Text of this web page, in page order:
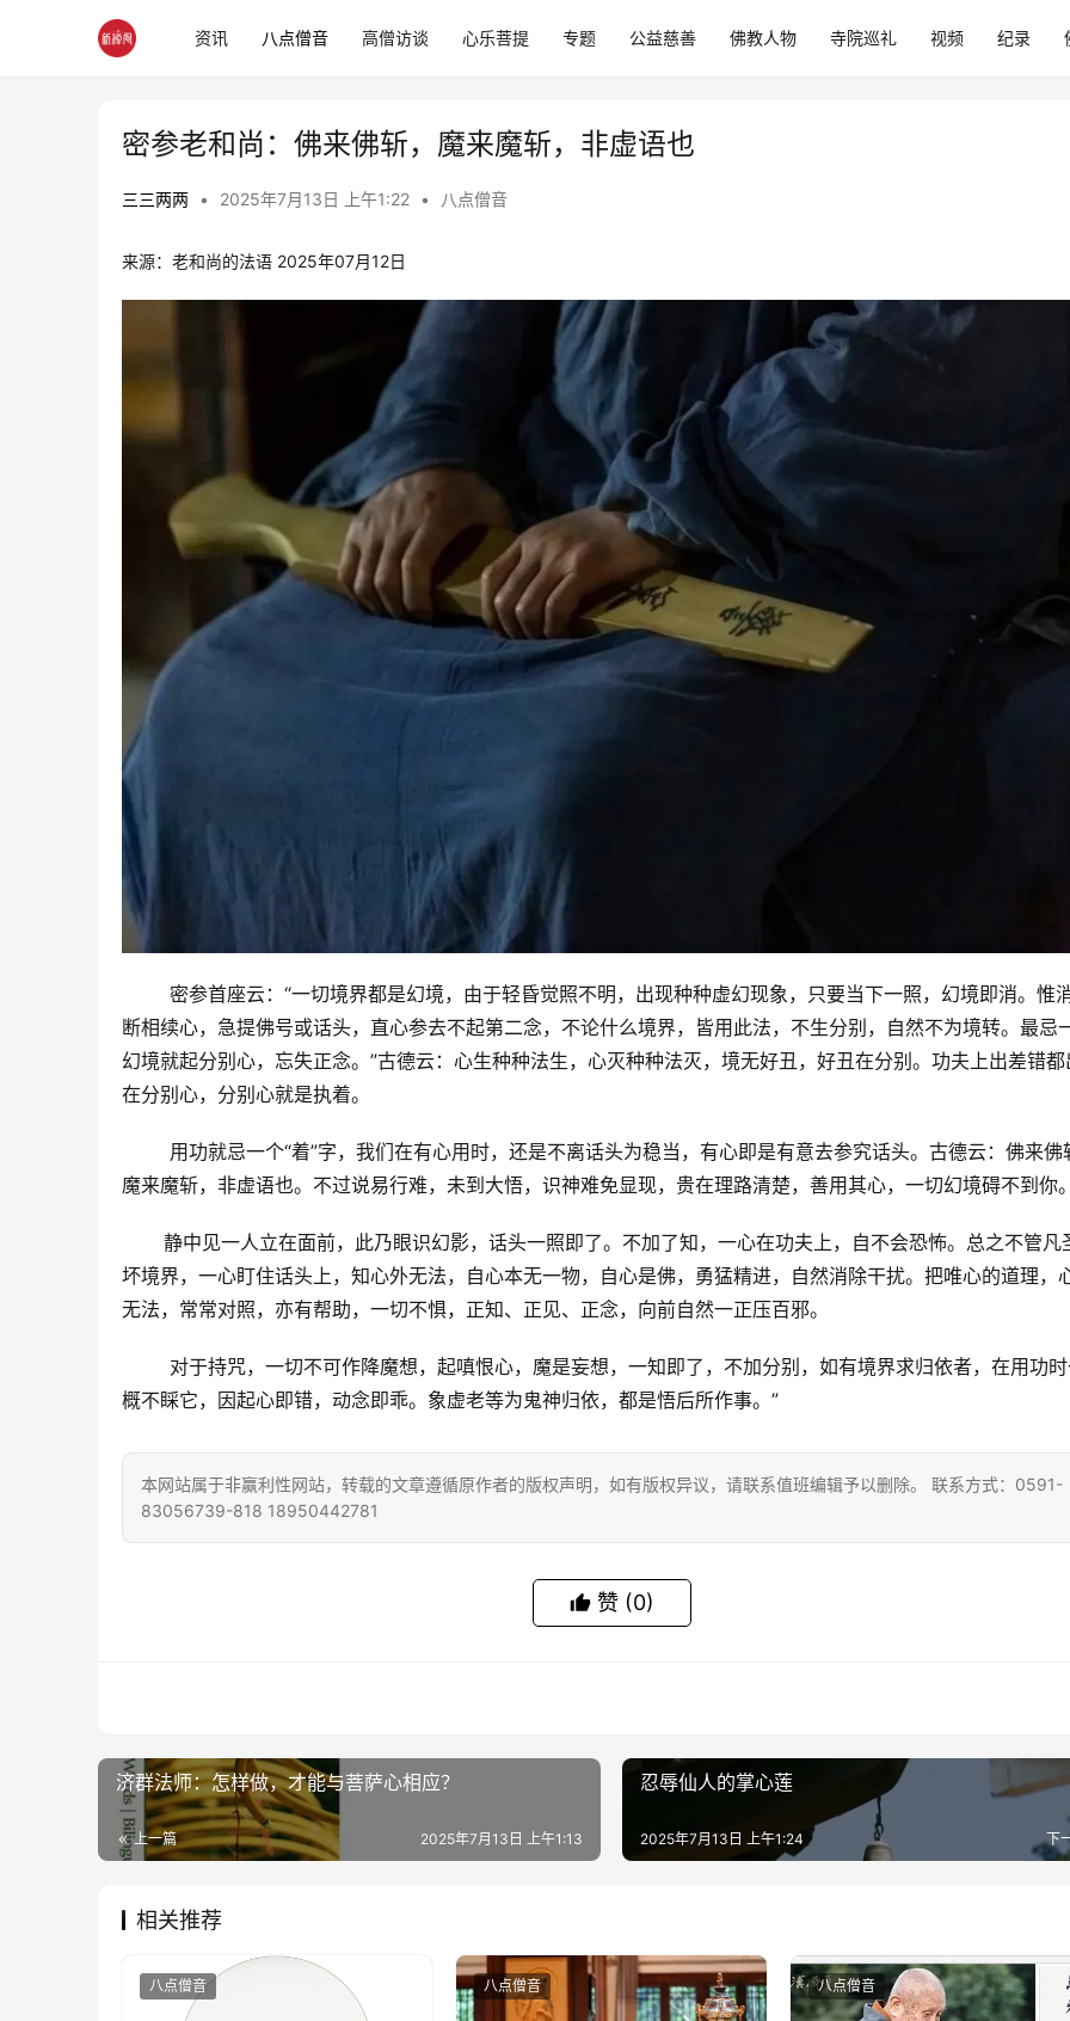
资讯 八点僧音 高僧访谈 心乐菩提 专题 公益慈善 佛教人物 寺院巡礼 视频 纪录
密参老和尚：佛来佛斩，魔来魔斩，非虚语也
三三两两 • 2025年7月13日 上午1:22 • 八点僧音
来源：老和尚的法语 2025年07月12日
密参首座云：“一切境界都是幻境，由于轻昏觉照不明，出现种种虚幻现象，只要当下一照，幻境即消。惟
断相续心，急提佛号或话头，直心参去不起第二念，不论什么境界，皆用此法，不生分别，自然不为境转。最忌
幻境就起分别心，忘失正念。”古德云：心生种种法生，心灭种种法灭，境无好丑，好丑在分别。功夫上出差错都
在分别心，分别心就是执着。
用功就忌一个“着”字，我们在有心用时，还是不离话头为稳当，有心即是有意去参究话头。古德云：佛来佛
魔来魔斩，非虚语也。不过说易行难，未到大悟，识神难免显现，贵在理路清楚，善用其心，一切幻境碍不到你
静中见一人立在面前，此乃眼识幻影，话头一照即了。不加了知，一心在功夫上，自不会恐怖。总之不管凡
坏境界，一心盯住话头上，知心外无法，自心本无一物，自心是佛，勇猛精进，自然消除干扰。把唯心的道理，
无法，常常对照，亦有帮助，一切不惧，正知、正见、正念，向前自然一正压百邪。
对于持咒，一切不可作降魔想，起嗔恨心，魔是妄想，一知即了，不加分别，如有境界求归依者，在用功
概不睬它，因起心即错，动念即乖。象虚老等为鬼神归依，都是悟后所作事。”
本网站属于非赢利性网站，转载的文章遵循原作者的版权声明，如有版权异议，请联系值班编辑予以删除。 联系方式：0591-
83056739-818 18950442781
赞 (0)
济群法师：怎样做，才能与菩萨心相应？
上一篇 2025年7月13日 上午1:13
忍辱仙人的掌心莲
下
2025年7月13日 上午1:24
相关推荐
八点僧音 八点僧音 八点僧音